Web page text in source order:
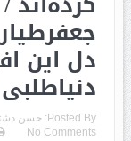
دل این
Posted By: حسن
No Comments